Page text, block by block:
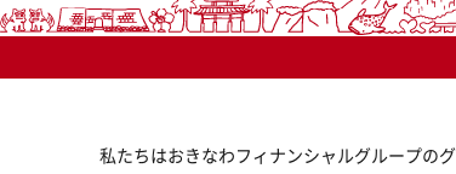
私たちはおきなわフィナンシャルグループのグ